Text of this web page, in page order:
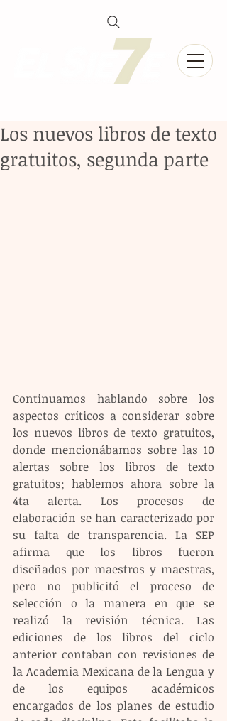
Los nuevos libros de texto
gratuitos, segunda parte
Continuamos hablando sobre los
aspectos críticos a considerar sobre
los nuevos libros de texto gratuitos,
donde mencionábamos sobre las 10
alertas sobre los libros de texto
gratuitos; hablemos ahora sobre la
4ta alerta. Los procesos de
elaboración se han caracterizado por
su falta de transparencia. La SEP
afirma que los libros fueron
diseñados por maestros y maestras,
pero no publicitó el proceso de
selección o la manera en que se
realizó la revisión técnica. Las
ediciones de los libros del ciclo
anterior contaban con revisiones de
la Academia Mexicana de la Lengua y
de los equipos académicos
encargados de los planes de estudio